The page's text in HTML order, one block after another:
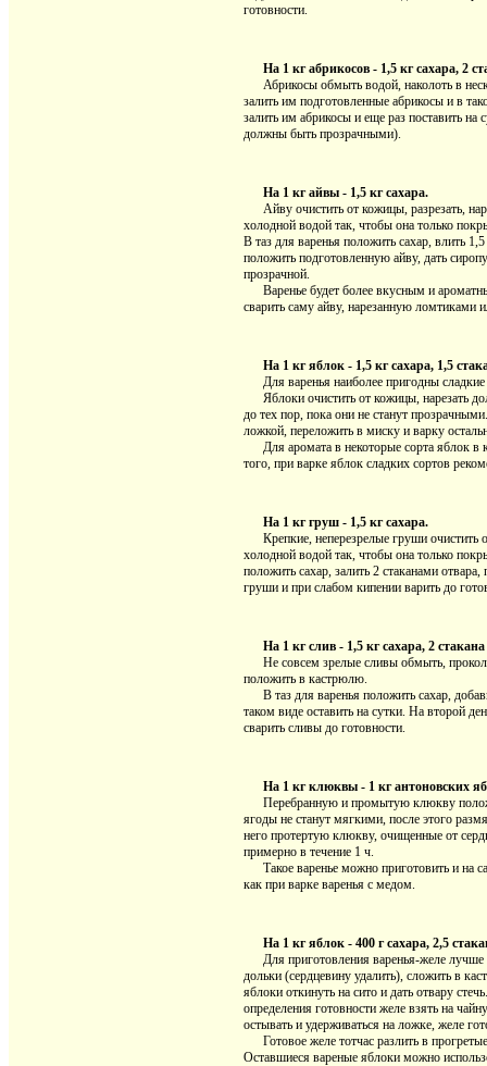
готовности.
На 1 кг абрикосов - 1,5 кг сахара, 2
Абрикосы обмыть водой, наколоть в
залить им подготовленные абрикосы и в
залить им абрикосы и еще раз поставить на
должны быть прозрачными).
На 1 кг айвы - 1,5 кг сахара.
Айву очистить от кожицы, разрезать,
холодной водой так, чтобы она только
В таз для варенья положить сахар, влить
положить подготовленную айву, дать
прозрачной.
Варенье будет более вкусным и
сварить саму айву, нарезанную ломтиками
На 1 кг яблок - 1,5 кг сахара, 1,5
Для варенья наиболее пригодны сладкие
Яблоки очистить от кожицы, нарезать
до тех пор, пока они не станут
ложкой, переложить в миску и варку
Для аромата в некоторые сорта яблок в
того, при варке яблок сладких сортов
На 1 кг груш - 1,5 кг сахара.
Крепкие, неперезрелые груши очистить
холодной водой так, чтобы она только
положить сахар, залить 2 стаканами
груши и при слабом кипении варить до
На 1 кг слив - 1,5 кг сахара, 2
Не совсем зрелые сливы обмыть,
положить в кастрюлю.
В таз для варенья положить сахар,
таком виде оставить на сутки. На второй
сварить сливы до готовности.
На 1 кг клюквы - 1 кг антоновских
Перебранную и промытую клюкву
ягоды не станут мягкими, после этого
него протертую клюкву, очищенные от
примерно в течение 1 ч.
Такое варенье можно приготовить и на
как при варке варенья с медом.
На 1 кг яблок - 400 г сахара, 2,5
Для приготовления варенья-желе лучше
дольки (сердцевину удалить), сложить в
яблоки откинуть на сито и дать отвару
определения готовности желе взять на
остывать и удерживаться на ложке, желе
Готовое желе тотчас разлить в
Оставшиеся вареные яблоки можно